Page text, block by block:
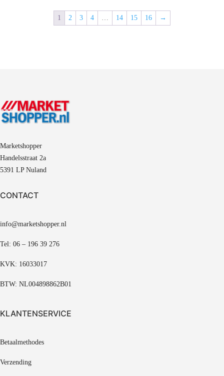
1 2 3 4 14 15 16 →
Marketshopper
Handelsstraat 2a
5391 LP Nuland
CONTACT
info@marketshopper.nl
Tel: 06 – 196 39 276
KVK: 16033017
BTW: NL004898862B01
KLANTENSERVICE
Betaalmethodes
Verzending